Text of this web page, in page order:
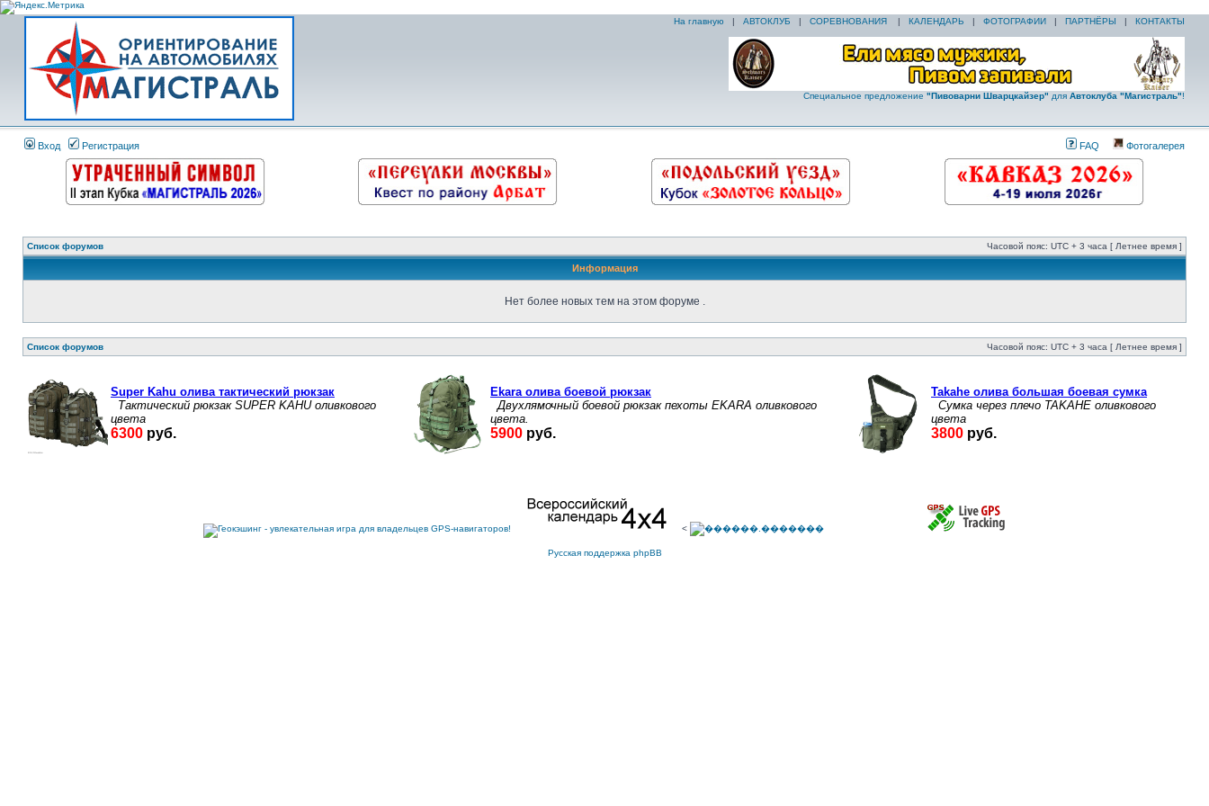
На главную | АВТОКЛУБ | СОРЕВНОВАНИЯ | КАЛЕНДАРЬ | ФОТОГРАФИИ | ПАРТНЁРЫ | КОНТАКТЫ
Специальное предложение "Пивоварни Шварцкайзер" для Автоклуба "Магистраль"!
Вход Регистрация FAQ Фотогалерея
Список форумов Часовой пояс: UTC + 3 часа [ Летнее время ]
Информация
Нет более новых тем на этом форуме .
Список форумов Часовой пояс: UTC + 3 часа [ Летнее время ]
<
Русская поддержка phpBB